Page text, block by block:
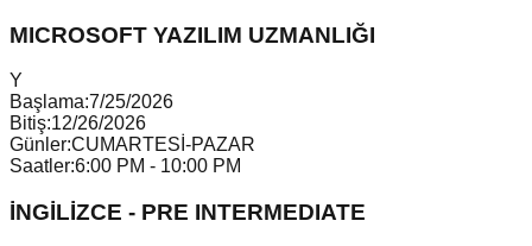
MICROSOFT YAZILIM UZMANLIĞI
Y
Başlama:7/25/2026
Bitiş:12/26/2026
Günler:CUMARTESİ-PAZAR
Saatler:6:00 PM - 10:00 PM
İNGİLİZCE - PRE INTERMEDIATE